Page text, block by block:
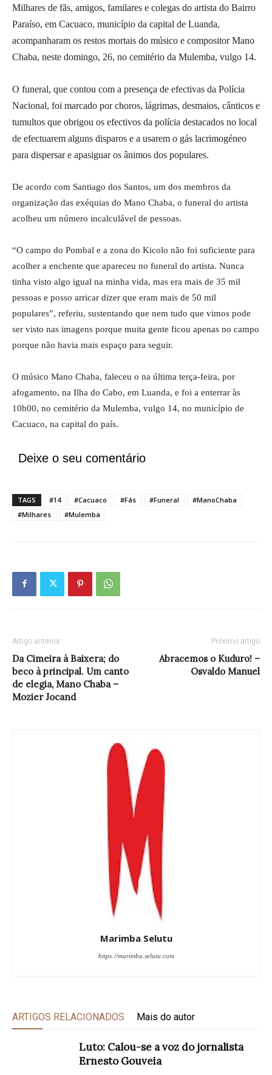
Milhares de fãs, amigos, familares e colegas do artista do Bairro
Paraíso, em Cacuaco, município da capital de Luanda,
acompanharam os restos mortais do músico e compositor Mano
Chaba, neste domingo, 26, no cemitério da Mulemba, vulgo 14.
O funeral, que contou com a presença de efectivas da Polícia
Nacional, foi marcado por choros, lágrimas, desmaios, cânticos e
tumultos que obrigou os efectivos da polícia destacados no local
de efectuarem alguns disparos e a usarem o gás lacrimogéneo
para dispersar e apasiguar os ânimos dos populares.
De acordo com Santiago dos Santos, um dos membros da
organização das exéquias do Mano Chaba, o funeral do artista
acolheu um número incalculável de pessoas.
“O campo do Pombal e a zona do Kicolo não foi suficiente para
acolher a enchente que apareceu no funeral do artista. Nunca
tinha visto algo igual na minha vida, mas era mais de 35 mil
pessoas e posso arricar dizer que eram mais de 50 mil
populares”, referiu, sustentando que nem tudo que vimos pode
ser visto nas imagens porque muita gente ficou apenas no campo
porque não havia mais espaço para seguir.
O músico Mano Chaba, faleceu o na última terça-feira, por
afogamento, na Ilha do Cabo, em Luanda, e foi a enterrar às
10h00, no cemitério da Mulemba, vulgo 14, no município de
Cacuaco, na capital do país.
Deixe o seu comentário
TAGS #14 #Cacuaco #Fás #Funeral
#ManoChaba
#Milhares
#Mulemba
Artigo anterior
Da Cimeira à Baixera; do
beco à principal. Um canto
de elegia, Mano Chaba –
Mozier Jocand
Próximo artigo
Abracemos o Kuduro! –
Osvaldo Manuel
Marimba Selutu
https://marimba.selutu.com
ARTIGOS RELACIONADOS Mais do autor
Luto: Calou-se a voz do jornalista
Ernesto Gouveia